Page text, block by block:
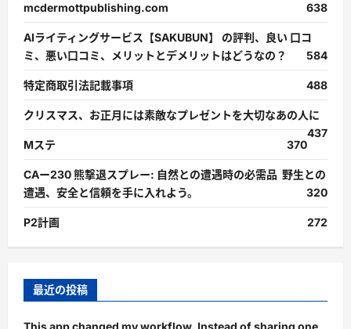
mcdermottpublishing.com 638
AIライティングサービス【SAKUBUN】 の評判、良い 口コ
ミ、悪い口コミ、メリットとデメリットはどうなの？
584
特定商取引法記載事項 488
クリスマス、お正月には素敵なプレゼントを大切なあの人に
437
Mステ
370
CAー230 熊撃退スプレー: 自然との遭遇時の必需品 野生との
遭遇、安全と信頼を手に入れよう。
320
P2計画 272
最近の投稿